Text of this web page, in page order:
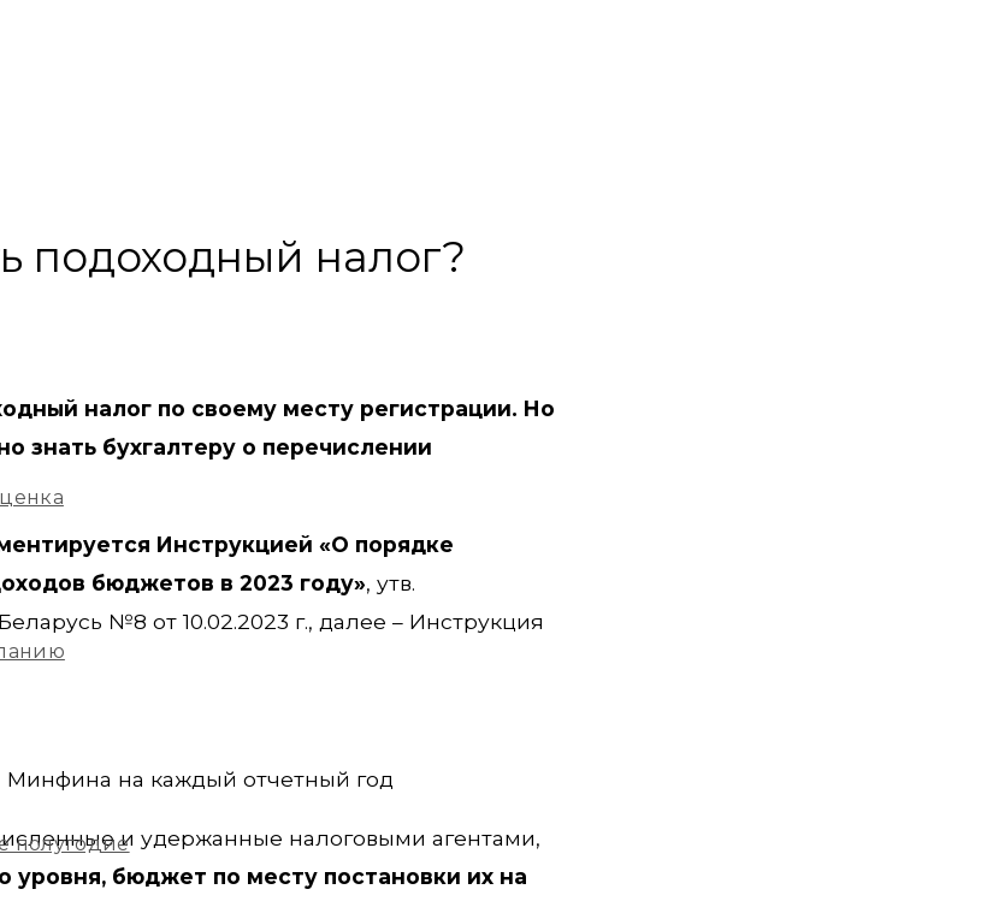
полугодие
подоходный налог?
налог по своему месту регистрации. Но
знать бухгалтеру о перечислении
Инструкцией «О порядке
бюджетов в 2023 году», утв.
№8 от 10.02.2023 г., далее – Инструкция
на каждый отчетный год
и удержанные налоговыми агентами,
бюджет по месту постановки их на